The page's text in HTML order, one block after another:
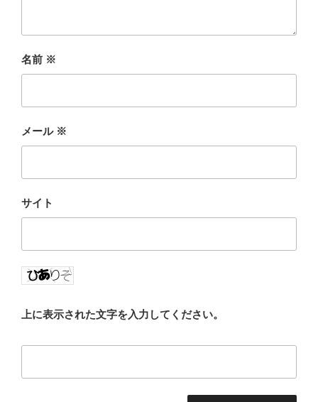
名前 ※
メール ※
サイト
上に表示された文字を入力してください。